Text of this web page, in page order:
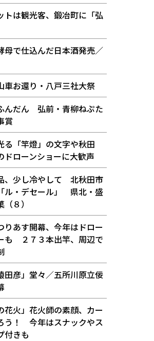
トは観光客、鍛冶町に「弘
母で仕込んだ日本酒発売／
車お還り・八戸三社大祭
んだん 弘前・青柳ねぷた
賞
る「竿燈」の文字や秋田
ドローンショーに大歓声
、少し冷やして 北秋田市
ル・デセール」 県北・盛
８）
りあす開幕、今年はドロー
も ２７３本出竿、周辺で
田彦」堂々／五所川原立佞
花火」花火師の素顔、カー
う！ 今年はスナックやス
付きも